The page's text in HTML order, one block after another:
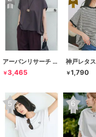
アーバンリサーチ ドアーズ
￥3,465
神戸レタス
￥1,790